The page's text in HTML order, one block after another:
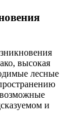
высокая
лесные
и